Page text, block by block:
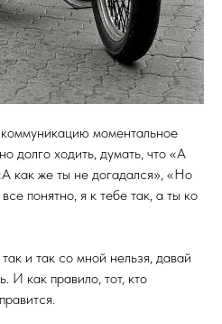
моментальное
долго ходить, думать, что «А
как же ты не догадался», «Но
понятно, я к тебе так, а ты ко
и так со мной нельзя, давай
И как правило, тот, кто